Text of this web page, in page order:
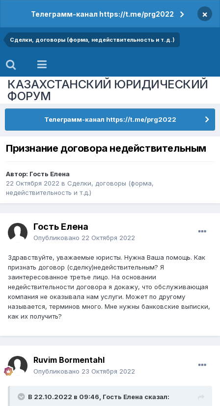
Телеграмм-канал https://t.me/prg2022 ×
Сделки, договоры (форма, недействительность и т.д.)
КАЗАХСТАНСКИЙ ЮРИДИЧЕСКИЙ
ФОРУМ
Телеграмм-канал https://t.me/prg2022
Признание договора недействительным
Автор: Гость Елена
22 Октября 2022 в Сделки, договоры (форма,
недействительность и т.д.)
Гость Елена
Опубликовано 22 Октября 2022
Здравствуйте, уважаемые юристы. Нужна Ваша помощь. Как
признать договор (сделку)недействительным? Я
заинтересованное третье лицо. На основании
недействительности договора я докажу, что обслуживающая
компания не оказывала нам услуги. Может по другому
называется, терминов много. Мне нужны банковские выписки,
как их получить?
Ruvim Bormentahl
Опубликовано 23 Октября 2022
В 22.10.2022 в 09:46, Гость Елена сказал: